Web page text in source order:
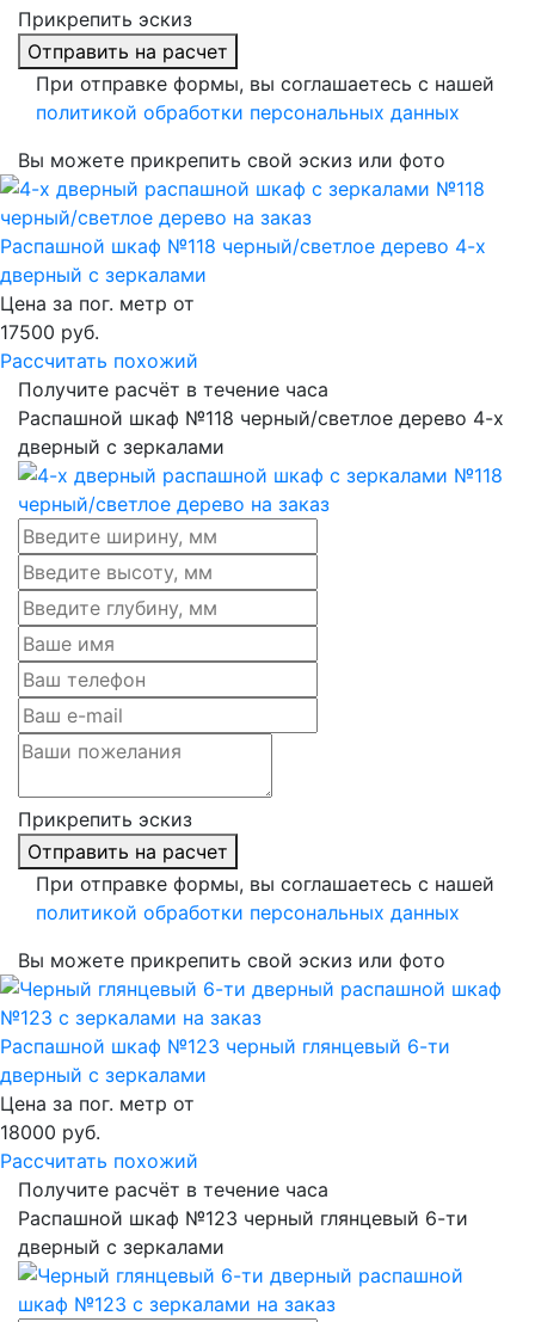
Прикрепить эскиз
Отправить на расчет
При отправке формы, вы соглашаетесь с нашей
политикой обработки персональных данных
Вы можете прикрепить свой эскиз или фото
Распашной шкаф №118 черный/светлое дерево 4-х
дверный с зеркалами
Цена за пог. метр от
17500 руб.
Рассчитать похожий
Получите расчёт в течение часа
Распашной шкаф №118 черный/светлое дерево 4-х
дверный с зеркалами
Прикрепить эскиз
Отправить на расчет
При отправке формы, вы соглашаетесь с нашей
политикой обработки персональных данных
Вы можете прикрепить свой эскиз или фото
Распашной шкаф №123 черный глянцевый 6-ти
дверный с зеркалами
Цена за пог. метр от
18000 руб.
Рассчитать похожий
Получите расчёт в течение часа
Распашной шкаф №123 черный глянцевый 6-ти
дверный с зеркалами